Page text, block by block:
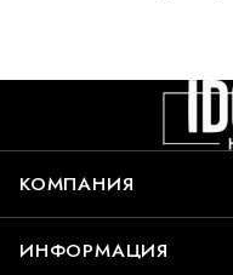
КОМПАНИЯ
ИНФОРМАЦИЯ